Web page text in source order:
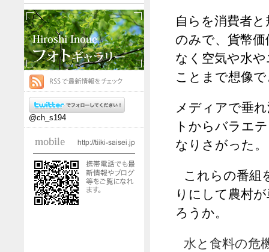
自らを消費者
のみで、貨幣
なく空気や水
ことまで想像
メディアで垂
トからバラエ
なりさがった。
これらの番組
りにして農村
ろうか。
水と食料の危
@ch_s194